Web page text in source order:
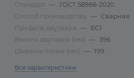
Стандарт — ГОСТ 58966-2020
Способ производства
— Сварная
Профиль двутавра
— БС1
Высота двутавра (мм) — 596
Ширина полки (мм) — 199
Все характеристики